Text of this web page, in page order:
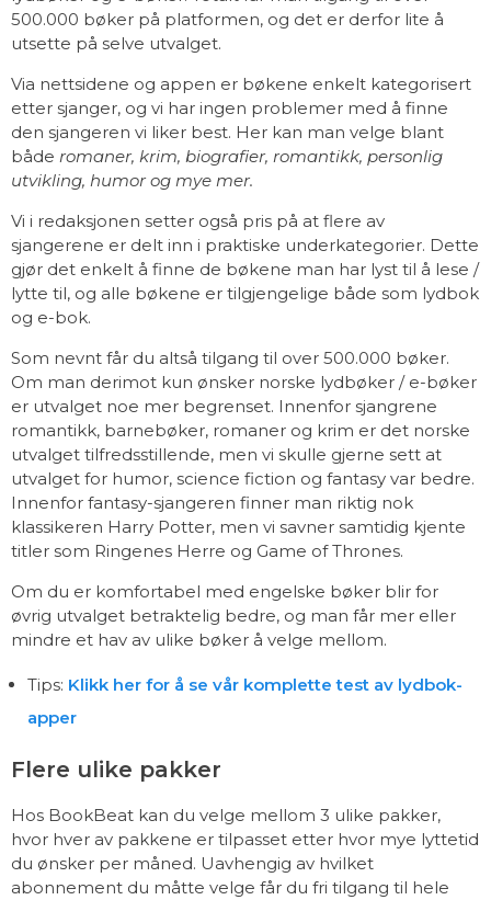
500.000 bøker på platformen, og det er derfor lite å
utsette på selve utvalget.
Via nettsidene og appen er bøkene enkelt kategorisert
etter sjanger, og vi har ingen problemer med å finne
den sjangeren vi liker best. Her kan man velge blant
både romaner, krim, biografier, romantikk, personlig
utvikling, humor og mye mer.
Vi i redaksjonen setter også pris på at flere av
sjangerene er delt inn i praktiske underkategorier. Dette
gjør det enkelt å finne de bøkene man har lyst til å lese /
lytte til, og alle bøkene er tilgjengelige både som lydbok
og e-bok.
Som nevnt får du altså tilgang til over 500.000 bøker.
Om man derimot kun ønsker norske lydbøker / e-bøker
er utvalget noe mer begrenset. Innenfor sjangrene
romantikk, barnebøker, romaner og krim er det norske
utvalget tilfredsstillende, men vi skulle gjerne sett at
utvalget for humor, science fiction og fantasy var bedre.
Innenfor fantasy-sjangeren finner man riktig nok
klassikeren Harry Potter, men vi savner samtidig kjente
titler som Ringenes Herre og Game of Thrones.
Om du er komfortabel med engelske bøker blir for
øvrig utvalget betraktelig bedre, og man får mer eller
mindre et hav av ulike bøker å velge mellom.
Tips: Klikk her for å se vår komplette test av lydbok-
apper
Flere ulike pakker
Hos BookBeat kan du velge mellom 3 ulike pakker,
hvor hver av pakkene er tilpasset etter hvor mye lyttetid
du ønsker per måned. Uavhengig av hvilket
abonnement du måtte velge får du fri tilgang til hele